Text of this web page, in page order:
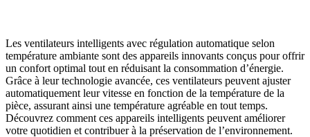
Les ventilateurs intelligents avec régulation automatique selon
température ambiante sont des appareils innovants conçus pour offrir
un confort optimal tout en réduisant la consommation d’énergie.
Grâce à leur technologie avancée, ces ventilateurs peuvent ajuster
automatiquement leur vitesse en fonction de la température de la
pièce, assurant ainsi une température agréable en tout temps.
Découvrez comment ces appareils intelligents peuvent améliorer
votre quotidien et contribuer à la préservation de l’environnement.